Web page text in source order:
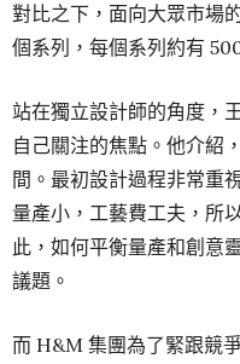
對比之下，面向大眾市場
個系列，每個系列約有
站在獨立設計師的角度，
自己關注的焦點。他介紹
間。最初設計過程非常重
量產小，工藝費工夫，所
此，如何平衡量產和創意
議題。
而 H&M 集團為了緊跟競